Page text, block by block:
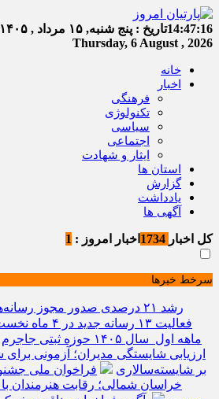
14:47:16تاریخ : پنج شنبه, ۱۵ مرداد , ۱۴۰۵
Thursday, 6 August , 2026
خانه
اخبار
فرهنگی
تکنولوژی
سیاسی
اجتماعی
ایثار و شهادت
استان ها
گزارش
یادداشت
آگهی ها
کل اخبار اخبار امروز : 1
سرخط خبرها
رشد ۲۱ درصدی صدور مجوز
فعالیت ۱۳ رسانه جدید در ۴ ماه نخست سال
ماهه اول سال ۱۴۰۵ حوزه ثبتی جاجرم
ارزیابی شایستگی مدیران؛ آزمونی برای
بر شایسته‌سالاری
فراخوان ملی
خراسان شمالی؛ رقابت هنرمندان